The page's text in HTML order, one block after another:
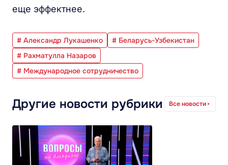
еще эффектнее.
# Александр Лукашенко
# Беларусь-Узбекистан
# Рахматулла Назаров
# Международное сотрудничество
Другие новости рубрики Все новости